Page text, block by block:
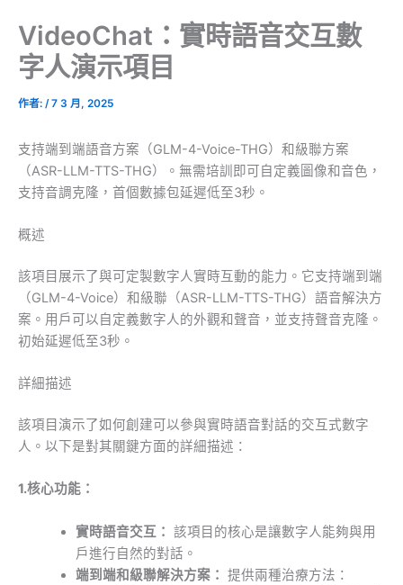
VideoChat：實時語音交互數
字人演示項目
作者: /7 3 月, 2025
支持端到端語音方案（GLM-4-Voice-THG）和級聯方案
（ASR-LLM-TTS-THG）。無需培訓即可自定義圖像和音色，
支持音調克隆，首個數據包延遲低至3秒。
概述
該項目展示了與可定製數字人實時互動的能力。它支持端到端
（GLM-4-Voice）和級聯（ASR-LLM-TTS-THG）語音解決方
案。用戶可以自定義數字人的外觀和聲音，並支持聲音克隆。
初始延遲低至3秒。
詳細描述
該項目演示了如何創建可以參與實時語音對話的交互式數字
人。以下是對其關鍵方面的詳細描述：
1.核心功能：
實時語音交互： 該項目的核心是讓數字人能夠與用
戶進行自然的對話。
端到端和級聯解決方案： 提供兩種治療方法：